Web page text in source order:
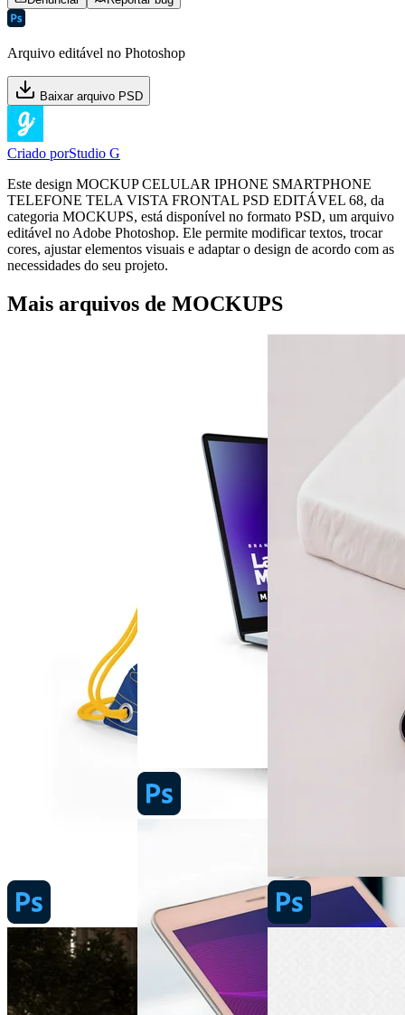
Arquivo editável no Photoshop
Baixar arquivo PSD
Criado porStudio G
Este design MOCKUP CELULAR IPHONE SMARTPHONE
TELEFONE TELA VISTA FRONTAL PSD EDITÁVEL 68, da
categoria MOCKUPS, está disponível no formato PSD, um arquivo
editável no Adobe Photoshop. Ele permite modificar textos, trocar
cores, ajustar elementos visuais e adaptar o design de acordo com as
necessidades do seu projeto.
Mais arquivos de MOCKUPS